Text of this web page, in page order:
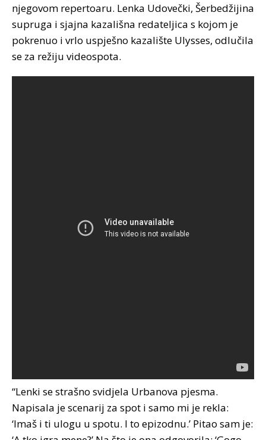
njegovom repertoaru. Lenka Udovečki, Šerbedžijina
supruga i sjajna kazališna redateljica s kojom je
pokrenuo i vrlo uspješno kazalište Ulysses, odlučila
se za režiju videospota.
“Lenki se strašno svidjela Urbanova pjesma.
Napisala je scenarij za spot i samo mi je rekla:
‘Imaš i ti ulogu u spotu. I to epizodnu.’ Pitao sam je: